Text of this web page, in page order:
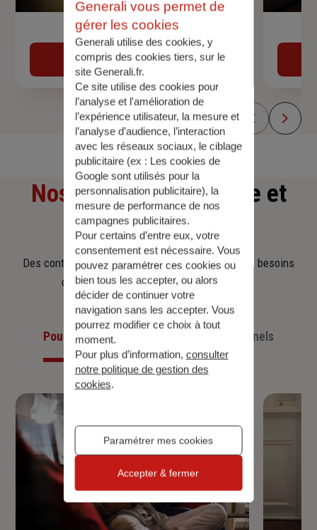
Devis assurance auto
Obtenir une estimation
Nos offresd'assurance et
d'épargne
Des contrats clairs et flexibles pour sécuriser vos besoins
d’aujourd’hui et anticiper ceux de demain.
Pour les particuliers Pour les professionnels
Generali vous permet de
gérer les cookies
Generali utilise des cookies, y
compris des cookies tiers, sur le
site Generali.fr.
Ce site utilise des cookies pour
l’analyse et l'amélioration de
l’expérience utilisateur, la mesure et
l’analyse d’audience, l’interaction
avec les réseaux sociaux, le ciblage
publicitaire (ex : Les cookies de
Google sont utilisés pour la
personnalisation publicitaire), la
mesure de performance de nos
campagnes publicitaires.
Pour certains d’entre eux, votre
consentement est nécessaire. Vous
pouvez paramétrer ces cookies ou
bien tous les accepter, ou alors
décider de continuer votre
navigation sans les accepter. Vous
pourrez modifier ce choix à tout
moment.
Pour plus d’information, consulter
notre politique de gestion des
cookies.
Paramétrer mes cookies
Accepter & fermer